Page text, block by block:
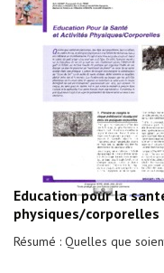
Education pour la
physiques/corporelles
Résumé : Quelles que